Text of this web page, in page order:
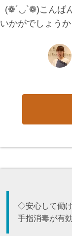
(❁´◡`❁)こんば
いかがでしょ
◇安心して働
手指消毒が有